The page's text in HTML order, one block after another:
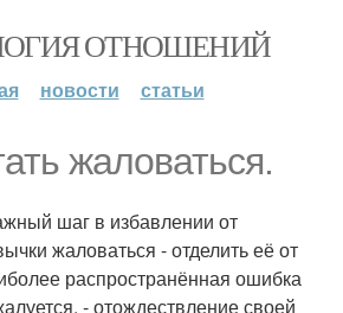
ОТНОШЕНИЙ
новости статьи
жаловаться.
шаг в избавлении от
жаловаться - отделить её от
распространённая ошибка
- отождествление своей